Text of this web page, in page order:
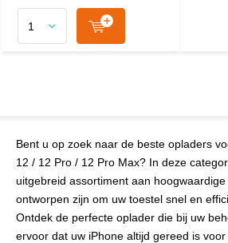
Bent u op zoek naar de beste opladers
12 / 12 Pro / 12 Pro Max? In deze
uitgebreid assortiment aan
ontworpen zijn om uw toestel snel en
Ontdek de perfecte oplader die bij uw
ervoor dat uw iPhone altijd gereed is voor